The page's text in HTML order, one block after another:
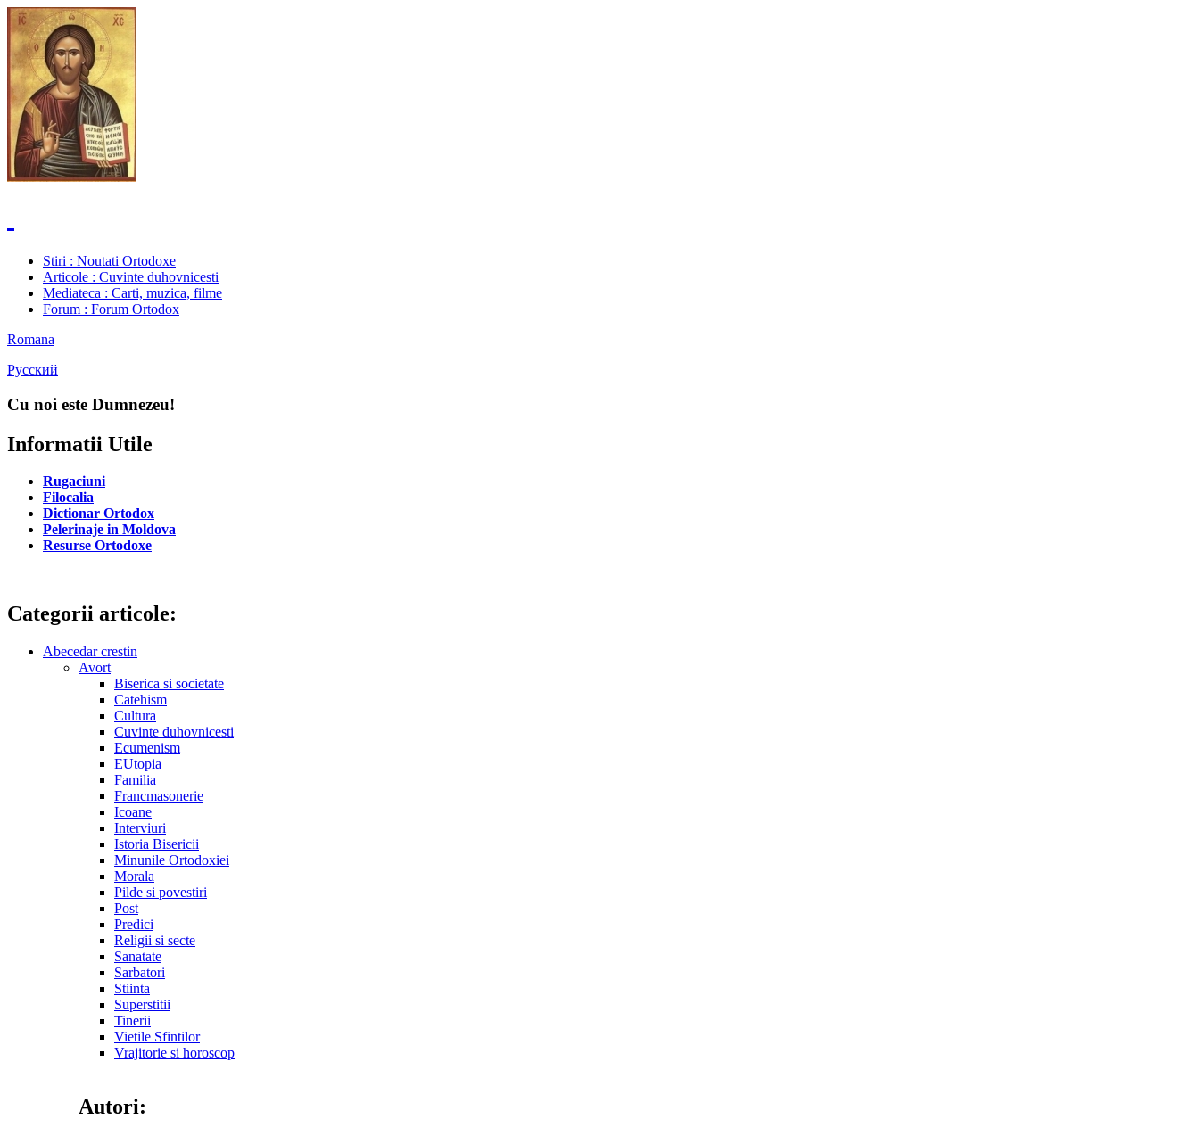
Stiri : Noutati Ortodoxe
Articole : Cuvinte duhovnicesti
Mediateca : Carti, muzica, filme
Forum : Forum Ortodox
Romana
Русский
Cu noi este Dumnezeu!
Informatii Utile
Rugaciuni
Filocalia
Dictionar Ortodox
Pelerinaje in Moldova
Resurse Ortodoxe
Categorii articole:
Abecedar crestin
Avort
Biserica si societate
Catehism
Cultura
Cuvinte duhovnicesti
Ecumenism
EUtopia
Familia
Francmasonerie
Icoane
Interviuri
Istoria Bisericii
Minunile Ortodoxiei
Morala
Pilde si povestiri
Post
Predici
Religii si secte
Sanatate
Sarbatori
Stiinta
Superstitii
Tinerii
Vietile Sfintilor
Vrajitorie si horoscop
Autori: